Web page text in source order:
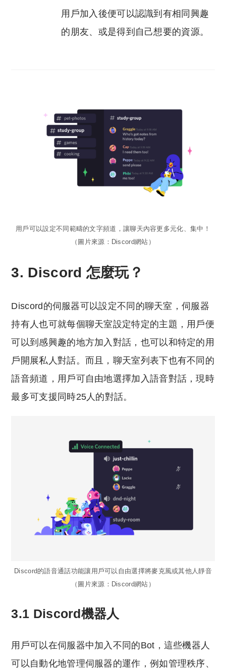
用戶加入後便可以認識到有相同興趣
的朋友、或是得到自己想要的資源。
用戶可以設定不同範疇的文字頻道，讓聊天內容更多元化、集中！
（圖片來源：Discord網站）
3. Discord 怎麼玩？
Discord的伺服器可以設定不同的聊天室，伺服器
持有人也可就每個聊天室設定特定的主題，用戶便
可以到感興趣的地方加入對話，也可以和特定的用
戶開展私人對話。而且，聊天室列表下也有不同的
語音頻道，用戶可自由地選擇加入語音對話，現時
最多可支援同時25人的對話。
Discord的語音通話功能讓用戶可以自由選擇將麥克風或其他人靜音
（圖片來源：Discord網站）
3.1 Discord機器人
用戶可以在伺服器中加入不同的Bot，這些機器人
可以自動化地管理伺服器的運作，例如管理秩序、